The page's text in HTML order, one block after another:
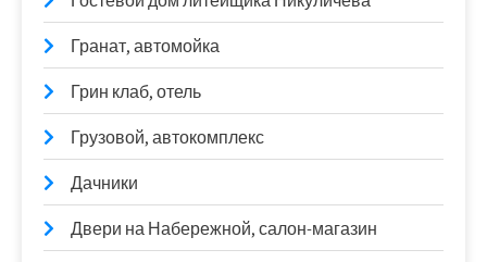
Гранат, автомойка
Грин клаб, отель
Грузовой, автокомплекс
Дачники
Двери на Набережной, салон-магазин